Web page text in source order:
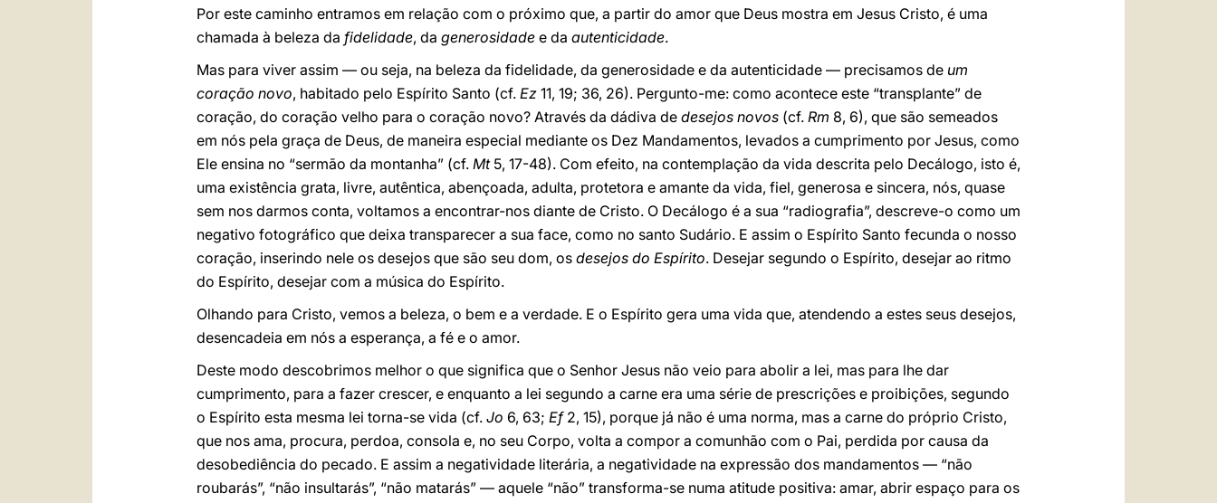
Por este caminho entramos em relação com o próximo que, a partir do amor que Deus mostra em Jesus Cristo, é uma
chamada à beleza da fidelidade, da generosidade e da autenticidade.
Mas para viver assim — ou seja, na beleza da fidelidade, da generosidade e da autenticidade — precisamos de um
coração novo, habitado pelo Espírito Santo (cf. Ez 11, 19; 36, 26). Pergunto-me: como acontece este “transplante” de
coração, do coração velho para o coração novo? Através da dádiva de desejos novos (cf. Rm 8, 6), que são semeados
em nós pela graça de Deus, de maneira especial mediante os Dez Mandamentos, levados a cumprimento por Jesus, como
Ele ensina no “sermão da montanha” (cf. Mt 5, 17-48). Com efeito, na contemplação da vida descrita pelo Decálogo, isto é,
uma existência grata, livre, autêntica, abençoada, adulta, protetora e amante da vida, fiel, generosa e sincera, nós, quase
sem nos darmos conta, voltamos a encontrar-nos diante de Cristo. O Decálogo é a sua “radiografia”, descreve-o como um
negativo fotográfico que deixa transparecer a sua face, como no santo Sudário. E assim o Espírito Santo fecunda o nosso
coração, inserindo nele os desejos que são seu dom, os desejos do Espírito. Desejar segundo o Espírito, desejar ao ritmo
do Espírito, desejar com a música do Espírito.
Olhando para Cristo, vemos a beleza, o bem e a verdade. E o Espírito gera uma vida que, atendendo a estes seus desejos,
desencadeia em nós a esperança, a fé e o amor.
Deste modo descobrimos melhor o que significa que o Senhor Jesus não veio para abolir a lei, mas para lhe dar
cumprimento, para a fazer crescer, e enquanto a lei segundo a carne era uma série de prescrições e proibições, segundo
o Espírito esta mesma lei torna-se vida (cf. Jo 6, 63; Ef 2, 15), porque já não é uma norma, mas a carne do próprio Cristo,
que nos ama, procura, perdoa, consola e, no seu Corpo, volta a compor a comunhão com o Pai, perdida por causa da
desobediência do pecado. E assim a negatividade literária, a negatividade na expressão dos mandamentos — “não
roubarás”, “não insultarás”, “não matarás” — aquele “não” transforma-se numa atitude positiva: amar, abrir espaço para os